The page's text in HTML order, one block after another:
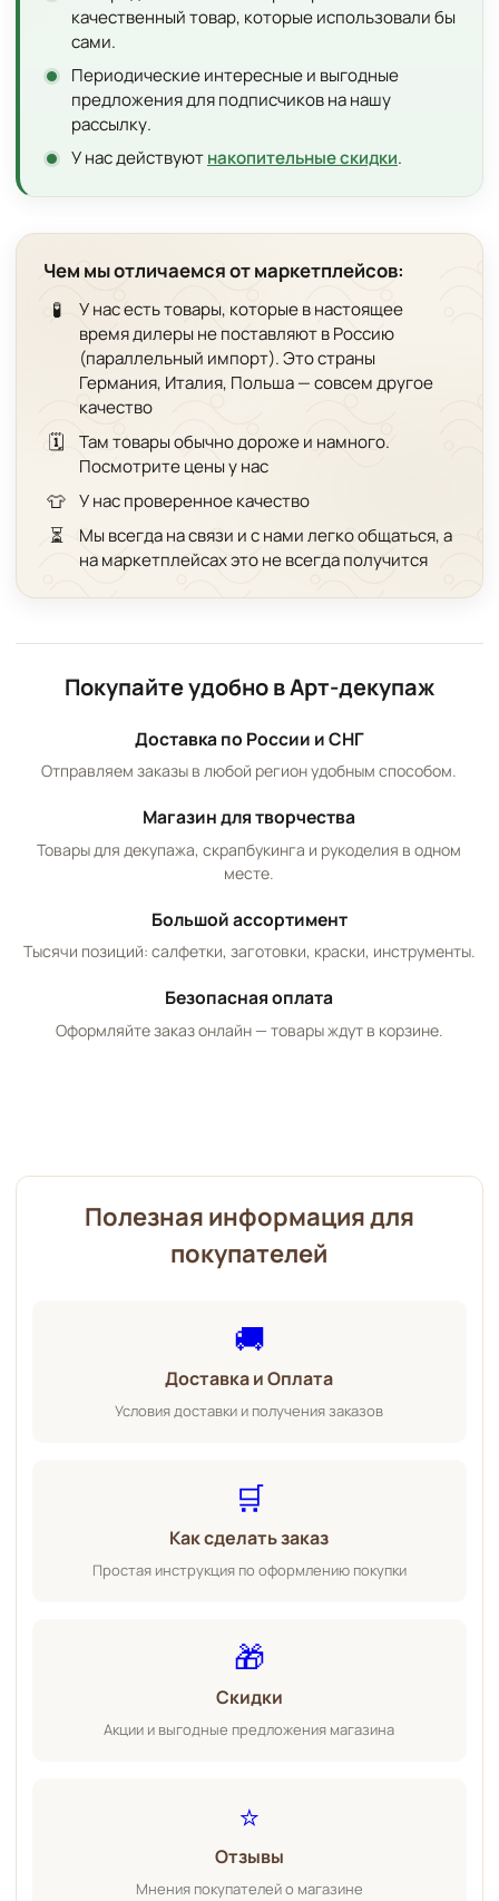
качественный товар, которые использовали бы
сами.
Периодические интересные и выгодные
предложения для подписчиков на нашу
рассылку.
У нас действуютнакопительные скидки.
Чем мы отличаемся от маркетплейсов:
🧪
У нас есть товары, которые в настоящее
время дилеры не поставляют в Россию
(параллельный импорт). Это страны
Германия, Италия, Польша — совсем другое
качество
🗓️
Там товары обычно дороже и намного.
Посмотрите цены у нас
👕 У нас проверенное качество
⏳
Мы всегда на связи и с нами легко общаться, а
на маркетплейсах это не всегда получится
Покупайте удобно в Арт-декупаж
Доставка по России и СНГ
Отправляем заказы в любой регион удобным способом.
Магазин для творчества
Товары для декупажа, скрапбукинга и рукоделия в одном
месте.
Большой ассортимент
Тысячи позиций: салфетки, заготовки, краски, инструменты.
Безопасная оплата
Оформляйте заказ онлайн — товары ждут в корзине.
Полезная информация для
покупателей
🚚
Доставка и Оплата
Условия доставки и получения заказов
🛒
Как сделать заказ
Простая инструкция по оформлению покупки
🎁
Скидки
Акции и выгодные предложения магазина
⭐
Отзывы
Мнения покупателей о магазине